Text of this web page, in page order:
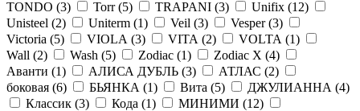
TONDO (3) Torr (5) TRAPANI (3) Unifix (12)
Unisteel (2) Uniterm (1) Veil (3) Vesper (3)
Victoria (5) VIOLA (3) VITA (2) VOLTA (1)
Wall (2) Wash (5) Zodiac (1) Zodiac X (4)
Аванти (1) АЛИСА ДУБЛЬ (3) АТЛАС (2)
боковая (6) БЬЯНКА (1) Вита (5) ДЖУЛИАННА (4)
Классик (3) Кода (1) МИНИМИ (12)